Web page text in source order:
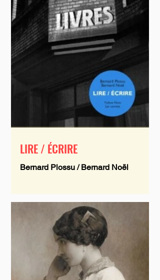
LIRE / ÉCRIRE
Bernard Plossu / Bernard Noël